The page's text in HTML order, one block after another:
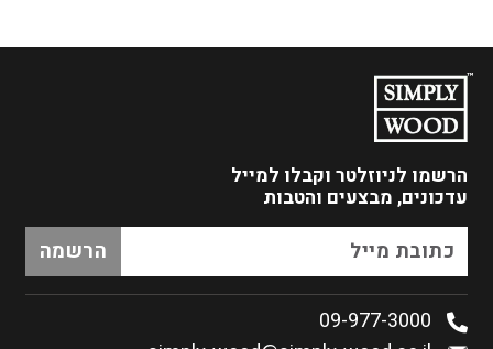
הרשמו לניוזלטר וקבלו למייל
עדכונים, מבצעים והטבות
09-977-3000